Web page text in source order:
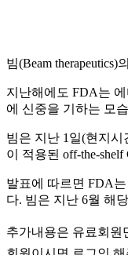
빔(Beam
지난해에도 FDA는
에 신중을 기하는 모
빔은 지난 1일(현지
이 적용된 off-the-
발표에 따르면 FDA
다. 빔은 지난 6월 해
추가내용은 유료회원